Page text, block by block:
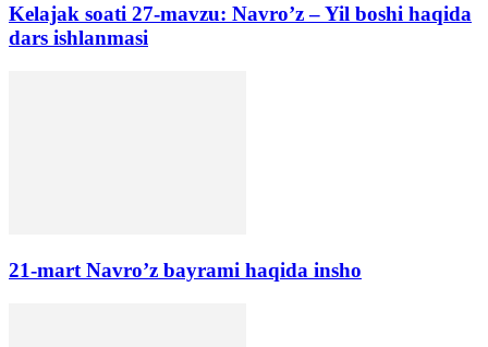
Kelajak soati 27-mavzu: Navro’z – Yil boshi haqida
dars ishlanmasi
21-mart Navro’z bayrami haqida insho